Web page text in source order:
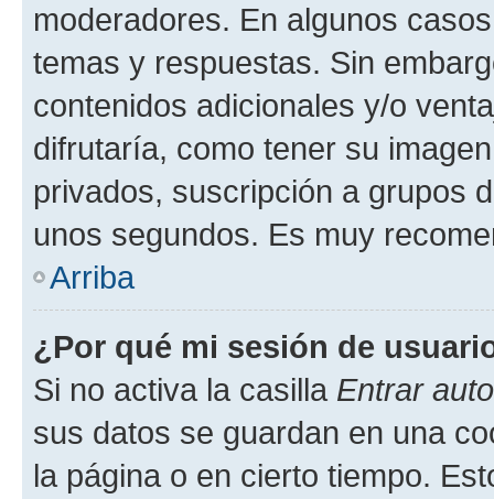
moderadores. En algunos
temas y respuestas. Sin
contenidos adicionales y/o
difrutaría, como tener su
privados, suscripción a grupos
unos segundos. Es muy
Arriba
¿Por qué mi sesión de
Si no activa la casilla Entrar
sus datos se guardan en una
la página o en cierto tiempo.